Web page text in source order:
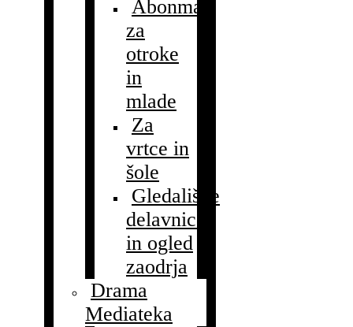
Abonmaji
za
otroke
in
mlade
Za
vrtce in
šole
Gledališke
delavnice
in ogled
zaodrja
Drama
Mediateka